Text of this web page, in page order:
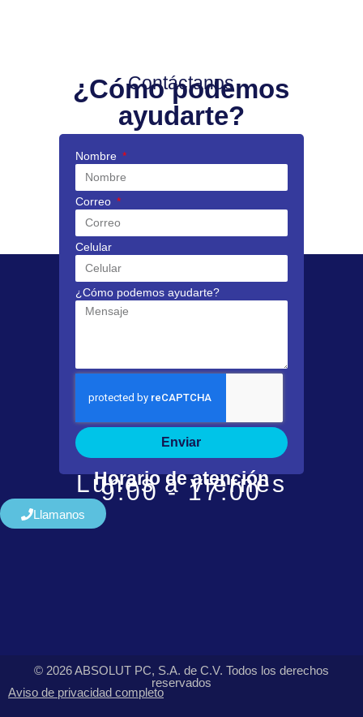
Contáctanos
¿Cómo podemos
ayudarte?
Nombre
Correo
Celular
¿Cómo podemos ayudarte?
Enviar
Horario de atención
Lunes a viernes
9:00 - 17:00
Llamanos
© 2026 ABSOLUT PC, S.A. de C.V. Todos los derechos
reservados
Aviso de privacidad completo